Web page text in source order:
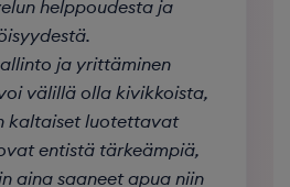
helppoudesta ja
ja yrittäminen
välillä olla kivikkoista,
kaltaiset luotettavat
entistä tärkeämpiä,
aina saaneet apua niin